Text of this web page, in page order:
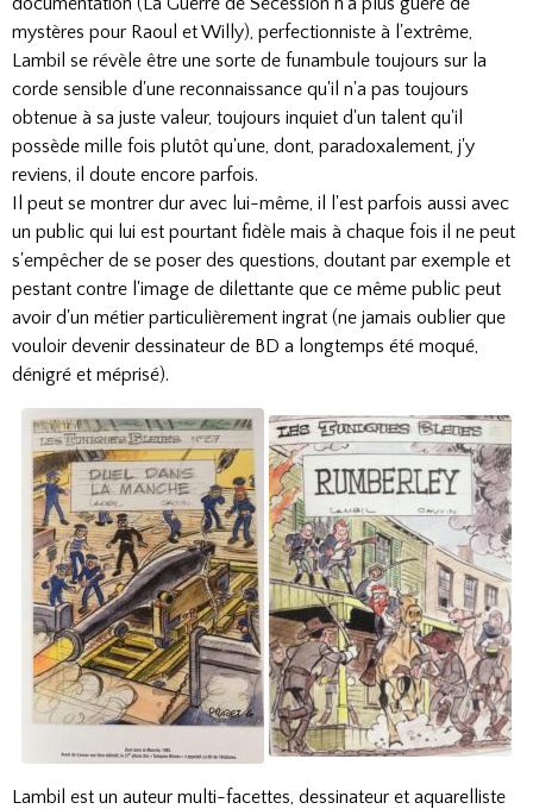
mystères pour Raoul et Willy), perfectionniste à l'extrême,
Lambil se révèle être une sorte de funambule toujours sur la
corde sensible d'une reconnaissance qu'il n'a pas toujours
obtenue à sa juste valeur, toujours inquiet d'un talent qu'il
possède mille fois plutôt qu'une, dont, paradoxalement, j'y
reviens, il doute encore parfois.
Il peut se montrer dur avec lui-même, il l'est parfois aussi avec
un public qui lui est pourtant fidèle mais à chaque fois il ne peut
s'empêcher de se poser des questions, doutant par exemple et
pestant contre l'image de dilettante que ce même public peut
avoir d'un métier particulièrement ingrat (ne jamais oublier que
vouloir devenir dessinateur de BD a longtemps été moqué,
dénigré et méprisé).
Lambil est un auteur multi-facettes, dessinateur et aquarelliste